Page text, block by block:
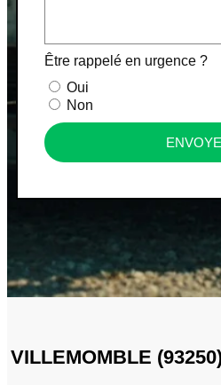
Être rappelé en urgence ?
Oui
Non
VILLEMOMBLE